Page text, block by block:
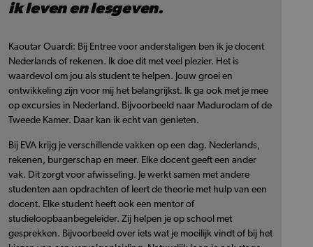
ik leven en lesgeven.
Kaoutar Ouardi: Bij Entree voor anderstaligen ben ik je docent
Nederlands of rekenen. Ik doe dit met veel plezier. Het is
waardevol om jou als student te helpen. Jouw groei en
ontwikkeling zijn voor mij het belangrijkst. Ik ga ook met je mee
op excursies in Nederland. Bijvoorbeeld naar Madurodam of de
Tweede Kamer. Daar kan ik echt van genieten.
Bij EVA krijg je verschillende vakken op een dag. Nederlands,
rekenen, burgerschap en meer. Elke docent geeft een ander
vak. Dit zorgt voor afwisseling. Je werkt samen met andere
studenten aan opdrachten of leert de theorie met hulp van een
docent. Elke student heeft ook een mentor of
studieloopbaanbegeleider. Zij helpen je op school met
gesprekken. Bijvoorbeeld over iets wat je moeilijk vindt of bij het